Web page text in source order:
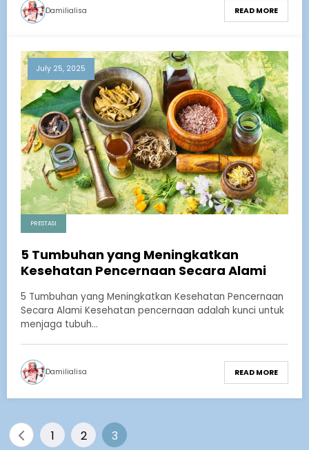
Damilialisa READ MORE
July 25, 2025
PRESTASI
5 Tumbuhan yang Meningkatkan
Kesehatan Pencernaan Secara Alami
5 Tumbuhan yang Meningkatkan Kesehatan Pencernaan
Secara Alami Kesehatan pencernaan adalah kunci untuk
menjaga tubuh…
Damilialisa READ MORE
Posts 1 2 3